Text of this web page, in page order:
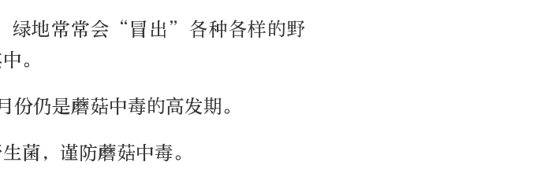
绿地常常会“冒出”各种各样的野
。
仍是蘑菇中毒的高发期。
菌，谨防蘑菇中毒。